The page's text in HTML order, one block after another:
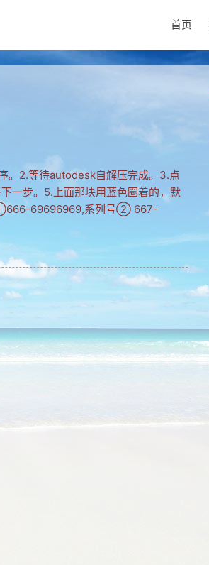
首页
。2.等待autodesk自解压完成。3.点
一步。5.上面那块用蓝色圈着的，默
①666-69696969,系列号② 667-